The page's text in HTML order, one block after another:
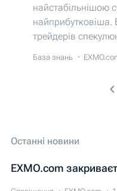
найстабільнішою
найприбутковіша.
трейдерів
один день і які
База знань
Останні новини
EXMO.com